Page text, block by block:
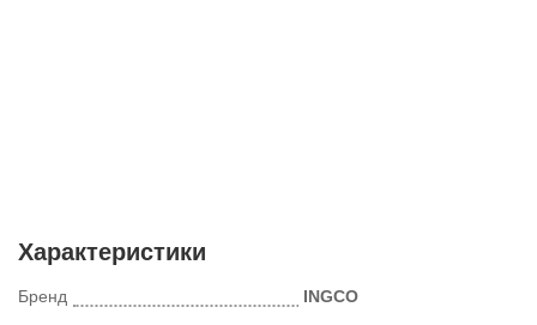
Характеристики
Бренд INGCO